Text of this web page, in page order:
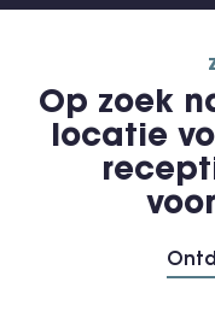
Op zoek
locatie